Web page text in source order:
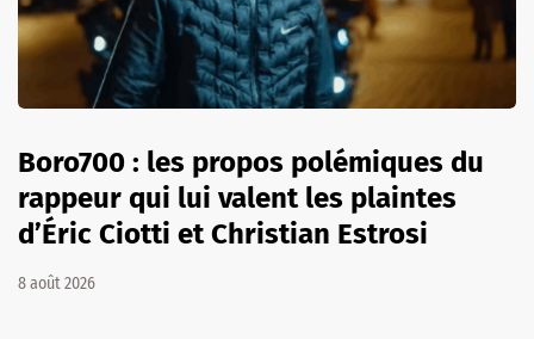
Boro700 : les propos polémiques du
rappeur qui lui valent les plaintes
d’Éric Ciotti et Christian Estrosi
8 août 2026